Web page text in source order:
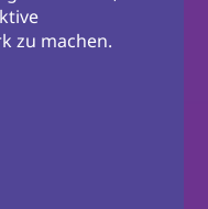
zu machen.